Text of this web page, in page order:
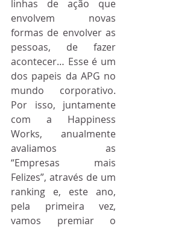
linhas de ação que
envolvem novas
formas de envolver as
pessoas, de fazer
acontecer… Esse é um
dos papeis da APG no
mundo corporativo.
Por isso, juntamente
com a Happiness
Works, anualmente
avaliamos as
“Empresas mais
Felizes”, através de um
ranking e, este ano,
pela primeira vez,
vamos premiar o